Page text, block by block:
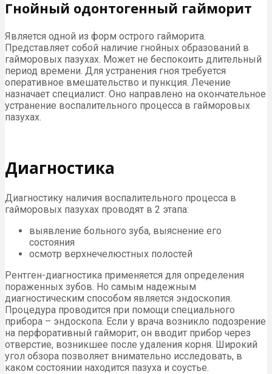
Гнойный одонтогенный гайморит
Является одной из форм острого гайморита.
Представляет собой наличие гнойных образований в
гайморовых пазухах. Может не беспокоить длительный
период времени. Для устранения гноя требуется
оперативное вмешательство и пункция. Лечение
назначает специалист. Оно направлено на окончательное
устранение воспалительного процесса в гайморовых
пазухах.
Диагностика
Диагностику наличия воспалительного процесса в
гайморовых пазухах проводят в 2 этапа:
выявление больного зуба, выяснение его
состояния
осмотр верхнечелюстных полостей
Рентген-диагностика применяется для определения
пораженных зубов. Но самым надежным
диагностическим способом является эндоскопия.
Процедура проводится при помощи специального
прибора – эндоскопа. Если у врача возникло подозрение
на перфоративный гайморит, он вводит прибор через
отверстие, возникшее после удаления корня. Широкий
угол обзора позволяет внимательно исследовать, в
каком состоянии находится пазуха и соустье.